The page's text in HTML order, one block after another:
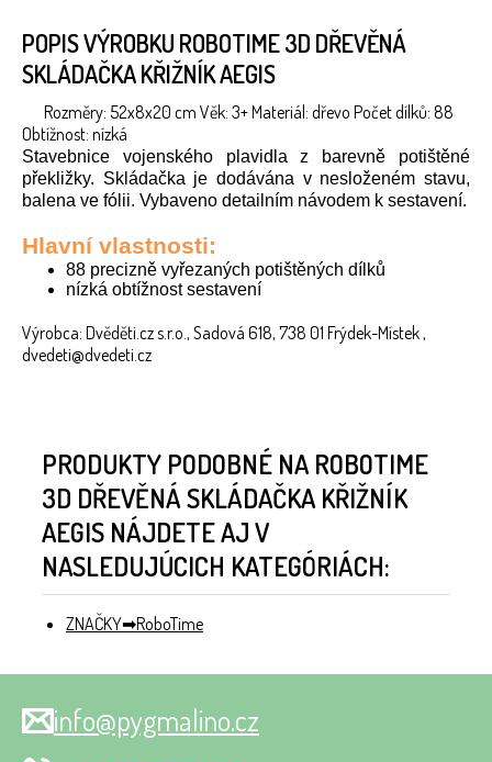
POPIS VÝROBKU ROBOTIME 3D DŘEVĚNÁ
SKLÁDAČKA KŘIŽNÍK AEGIS
Rozměry: 52x8x20 cm Věk: 3+ Materiál: dřevo Počet dílků: 88
Obtížnost: nízká
Stavebnice vojenského plavidla z barevně potištěné
překližky. Skládačka je dodávána v nesloženém stavu,
balena ve fólii. Vybaveno detailním návodem k sestavení.
Hlavní vlastnosti:
88 precizně vyřezaných potištěných dílků
nízká obtížnost sestavení
Výrobca: Dvěděti.cz s.r.o., Sadová 618, 738 01 Frýdek-Místek ,
dvedeti@dvedeti.cz
PRODUKTY PODOBNÉ NA ROBOTIME
3D DŘEVĚNÁ SKLÁDAČKA KŘIŽNÍK
AEGIS NÁJDETE AJ V
NASLEDUJÚCICH KATEGÓRIÁCH:
ZNAČKY RoboTime
info@pygmalino.cz